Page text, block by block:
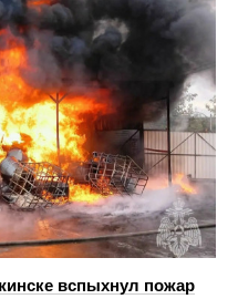
вспыхнул пожар